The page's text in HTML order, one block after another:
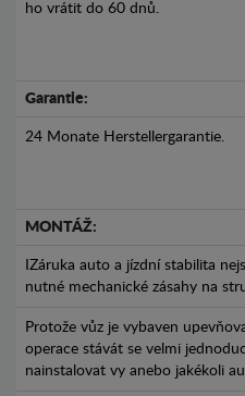
ho vrátit do 60 dnů.
Garantie:
24 Monate Herstellergarantie.
MONTÁŽ:
IZáruka auto a jízdní stabilita
nutné mechanické zásahy na
Protože vůz je vybaven
operace stávát se velmi
nainstalovat vy anebo jakékoli